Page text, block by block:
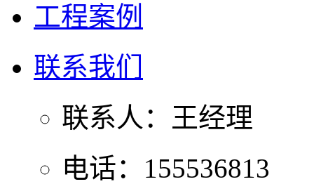
工程案例
联系我们
联系人：王经理
电话：155536813